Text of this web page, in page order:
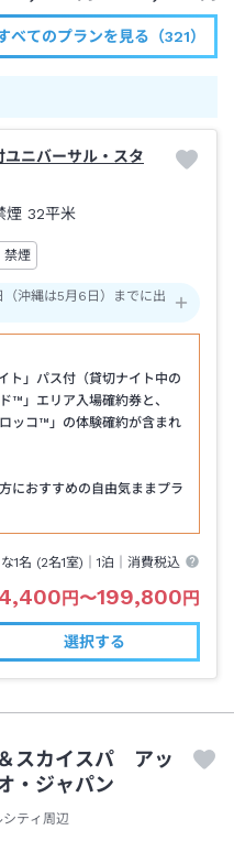
べてのプランを見る（321）
ニバーサル・スタ
煙 32平米
禁煙
沖縄は5月6日）までに出
ト」パス付（貸切ナイト中の
™」エリア入場確約券と、
ッコ™」の体験確約が含まれ
におすすめの自由気ままプラ
1名 (2名1室)｜1泊 ｜消費税込
円〜199,800円
選択する
スカイスパ アッ
・ジャパン
ティ周辺